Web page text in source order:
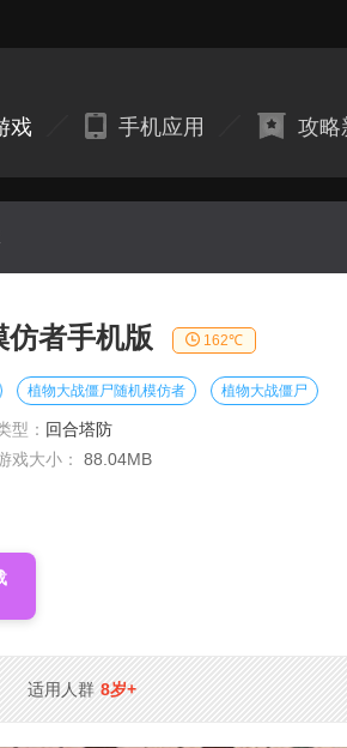
戏 手机应用 攻略
者手机版 162℃
植物大战僵尸随机模仿者 植物大战僵尸
型： 回合塔防
戏大小：
88.04MB
适用人群 8岁+